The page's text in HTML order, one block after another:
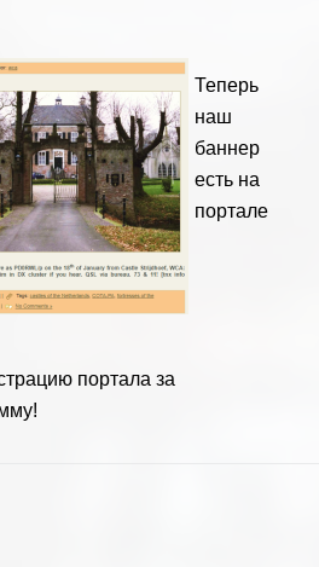
Теперь
наш
баннер
есть на
портале
портала за